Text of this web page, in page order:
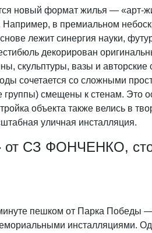
новый формат жилья — «арт-
Например, в премиальном
лежит синергия науки,
декорирован
скульптуры, вазы и авторские
сочетается со сложными
смещены к стенам. Это
объекта также велись в
уличная инсталляция.
от СЗ ФОНЧЕНКО,
пешком от Парка Победы —
инсталляциями.